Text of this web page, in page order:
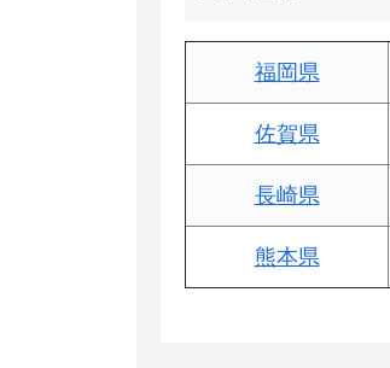
福岡県
佐賀県
長崎県
熊本県